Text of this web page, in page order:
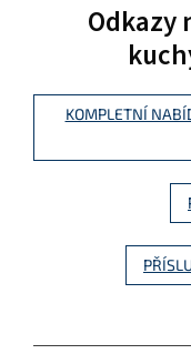
Odkazy
KOMPLETNÍ